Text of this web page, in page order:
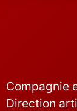
Compagnie
Direction